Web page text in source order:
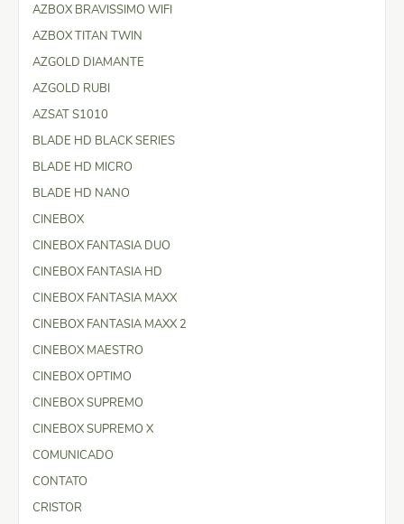
AZBOX BRAVISSIMO WIFI
AZBOX TITAN TWIN
AZGOLD DIAMANTE
AZGOLD RUBI
AZSAT S1010
BLADE HD BLACK SERIES
BLADE HD MICRO
BLADE HD NANO
CINEBOX
CINEBOX FANTASIA DUO
CINEBOX FANTASIA HD
CINEBOX FANTASIA MAXX
CINEBOX FANTASIA MAXX 2
CINEBOX MAESTRO
CINEBOX OPTIMO
CINEBOX SUPREMO
CINEBOX SUPREMO X
COMUNICADO
CONTATO
CRISTOR